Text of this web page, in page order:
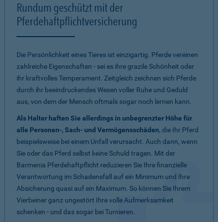
Rundum geschützt mit der
Pferdehaftpflichtversicherung
Die Persönlichkeit eines Tieres ist einzigartig. Pferde vereinen
zahlreiche Eigenschaften - sei es ihre grazile Schönheit oder
ihr kraftvolles Temperament. Zeitgleich zeichnen sich Pferde
durch ihr beeindruckendes Wesen voller Ruhe und Geduld
aus, von dem der Mensch oftmals sogar noch lernen kann.
Als Halter haften Sie allerdings in unbegrenzter Höhe für
alle Personen-, Sach- und Vermögensschäden, die Ihr Pferd
beispielsweise bei einem Unfall verursacht. Auch dann, wenn
Sie oder das Pferd selbst keine Schuld tragen. Mit der
Barmenia Pferdehaftpflicht reduzieren Sie Ihre finanzielle
Verantwortung im Schadensfall auf ein Minimum und Ihre
Absicherung quasi auf ein Maximum. So können Sie Ihrem
Vierbeiner ganz ungestört Ihre volle Aufmerksamkeit
schenken - und das sogar bei Turnieren.